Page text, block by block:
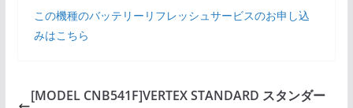
この機種のバッテリーリフレッシュサービスのお申し込
みはこちら
[MODEL CNB541F]VERTEX STANDARD スタンダー